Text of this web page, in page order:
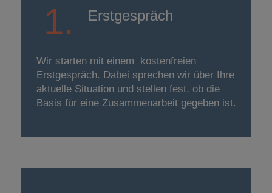
1. Erstge­spräch
Wir starten mit einem kostenfreien
Erstgespräch. Dabei sprechen wir über Ihre
aktuelle Situation und stellen fest, ob die
Basis für eine Zusammenarbeit gegeben ist.